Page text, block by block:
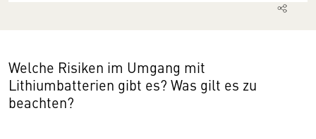
Welche Risiken im Umgang mit
Lithiumbatterien gibt es? Was gilt es zu
beachten?